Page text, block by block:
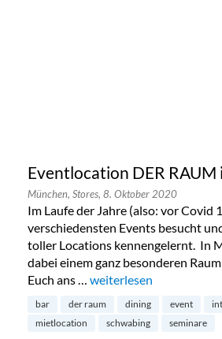
Eventlocation DER RAUM
München, Stores, 8. Oktober 2020
Im Laufe der Jahre (also: vor Covid
verschiedensten Events besucht
toller Locations kennengelernt. In
dabei einem ganz besonderen
Euch ans … „Eventlocation DER
weiterlesen
bar der raum dining event
mietlocation
schwabing seminare